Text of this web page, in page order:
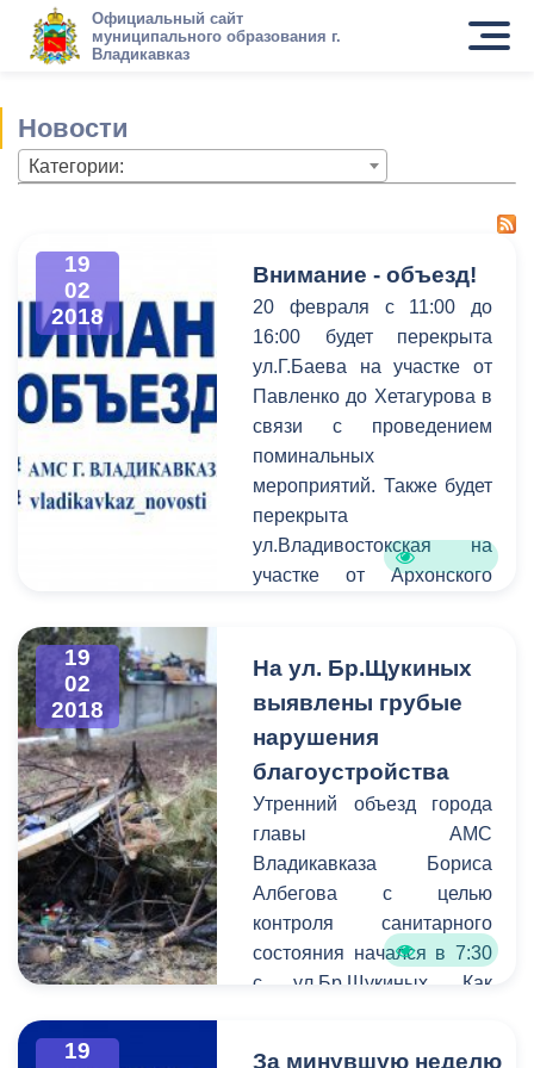
Официальный сайт
муниципального образования г.
Владикавказ
Новости
Категории:
19
02
2018
Внимание - объезд!
20 февраля с 11:00 до
16:00 будет перекрыта
ул.Г.Баева на участке от
Павленко до Хетагурова в
связи с проведением
поминальных
мероприятий. Также будет
перекрыта
ул.Владивостокская на
участке от Архонского
Просим Вас с пониманием
отнестись к сложившейся
пути объезда.
19
02
2018
На ул. Бр.Щукиных
выявлены грубые
нарушения
благоустройства
Утренний объезд города
главы АМС
Владикавказа Бориса
Албегова с целью
контроля санитарного
состояния начался в 7:30
с ул.Бр.Щукиных. Как
19
За минувшую неделю